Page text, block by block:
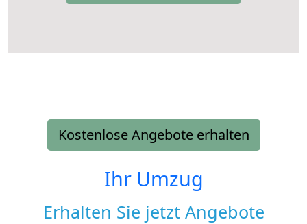
Kostenlose Angebote erhalten
Ihr Umzug
Erhalten Sie jetzt Angebote